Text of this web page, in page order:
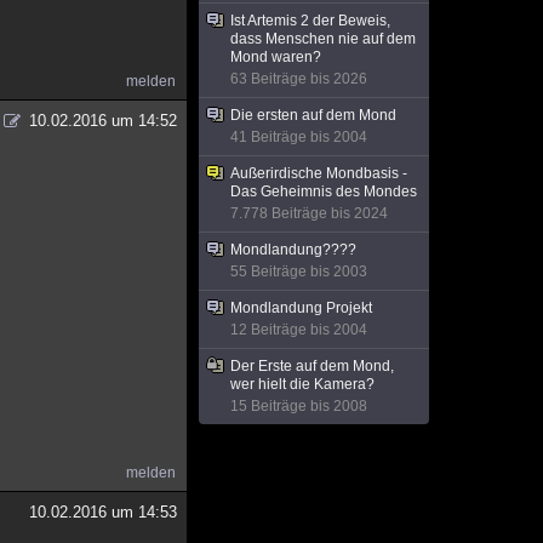
melden
10.02.2016 um 14:52
melden
10.02.2016 um 14:53
Ist Artemis 2 der Beweis,
dass Menschen nie auf dem
Mond waren?
63 Beiträge bis 2026
Die ersten auf dem Mond
41 Beiträge bis 2004
Außerirdische Mondbasis -
Das Geheimnis des Mondes
7.778 Beiträge bis 2024
Mondlandung????
55 Beiträge bis 2003
Mondlandung Projekt
12 Beiträge bis 2004
Der Erste auf dem Mond,
wer hielt die Kamera?
15 Beiträge bis 2008